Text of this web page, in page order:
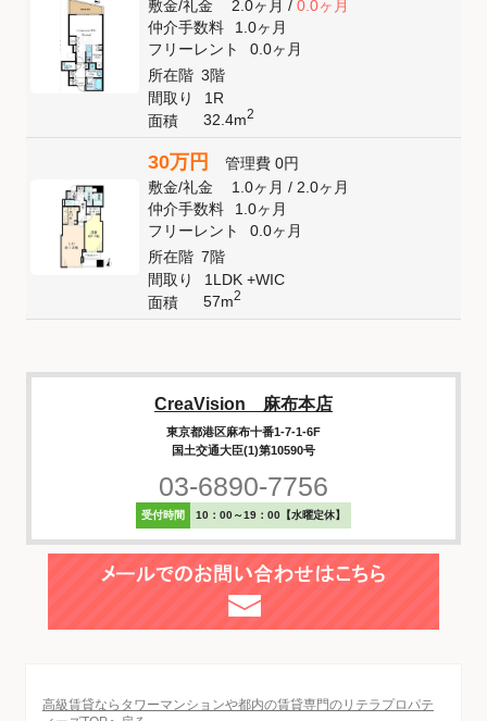
敷金/礼金 2.0ヶ月/ 0.0ヶ月
仲介手数料
1.0ヶ月
フリーレント
0.0ヶ月
所在階 3階
間取り
1R
面積
32.4m2
30万円 管理費 0円
敷金/礼金 1.0ヶ月/ 2.0ヶ月
仲介手数料
1.0ヶ月
フリーレント
0.0ヶ月
所在階 7階
間取り
1LDK +WIC
面積
57m2
CreaVision 麻布本店
東京都港区麻布十番1-7-1-6F
国土交通大臣(1)第10590号
03-6890-7756
受付時間 10：00～19：00【水曜定休】
高級賃貸ならタワーマンションや都内の賃貸専門のリテラプロパテ